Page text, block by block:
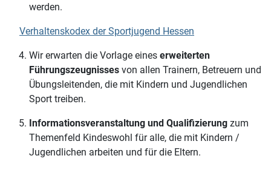
werden.
Verhaltenskodex der Sportjugend Hessen
Wir erwarten die Vorlage eines erweiterten
Führungszeugnisses von allen Trainern, Betreuern und
Übungsleitenden, die mit Kindern und Jugendlichen
Sport treiben.
Informationsveranstaltung und Qualifizierung zum
Themenfeld Kindeswohl für alle, die mit Kindern /
Jugendlichen arbeiten und für die Eltern.